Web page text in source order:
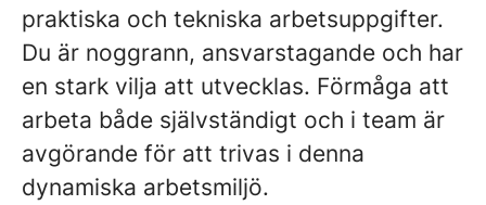
praktiska och tekniska arbetsuppgifter.
Du är noggrann, ansvarstagande och har
en stark vilja att utvecklas. Förmåga att
arbeta både självständigt och i team är
avgörande för att trivas i denna
dynamiska arbetsmiljö.